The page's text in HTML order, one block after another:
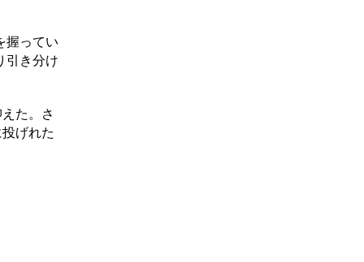
握ってい
引き分け
た。さ
げれた